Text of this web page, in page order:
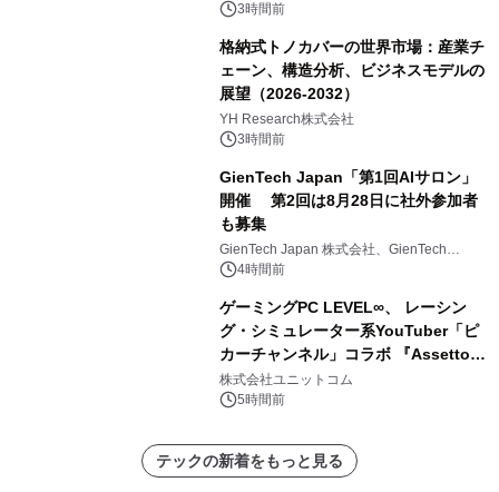
3時間前
格納式トノカバーの世界市場：産業チ
ェーン、構造分析、ビジネスモデルの
展望（2026-2032）
YH Research株式会社
3時間前
GienTech Japan「第1回AIサロン」
開催 第2回は8月28日に社外参加者
も募集
GienTech Japan 株式会社、GienTech
Consulting Japan 株式会社
4時間前
ゲーミングPC LEVEL∞、 レーシン
グ・シミュレーター系YouTuber「ピ
カーチャンネル」コラボ 『Assetto
Corsa EVO』推奨パソコン販売中
株式会社ユニットコム
5時間前
テックの新着をもっと見る